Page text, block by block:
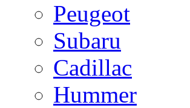
Peugeot
Subaru
Cadillac
Hummer